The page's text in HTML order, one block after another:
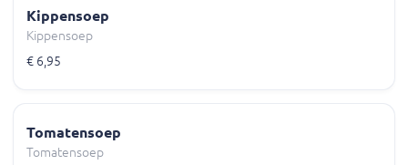
Kippensoep
Kippensoep
€ 6,95
Tomatensoep
Tomatensoep